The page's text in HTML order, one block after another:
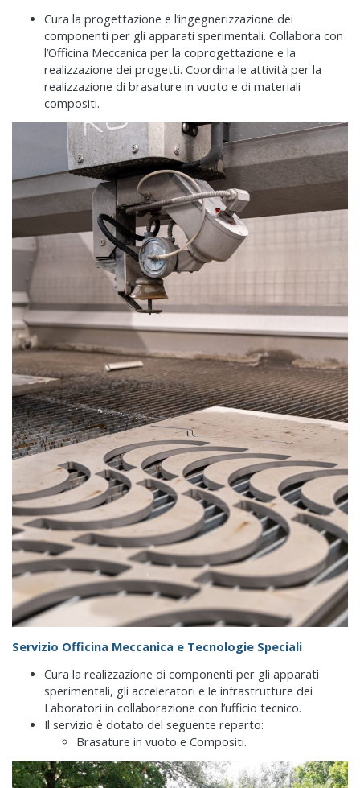
Cura la progettazione e l’ingegnerizzazione dei
componenti per gli apparati sperimentali. Collabora con
l’Officina Meccanica per la coprogettazione e la
realizzazione dei progetti. Coordina le attività per la
realizzazione di brasature in vuoto e di materiali
compositi.
Servizio Officina Meccanica e Tecnologie Speciali
Cura la realizzazione di componenti per gli apparati
sperimentali, gli acceleratori e le infrastrutture dei
Laboratori in collaborazione con l’ufficio tecnico.
Il servizio è dotato del seguente reparto:
Brasature in vuoto e Compositi.